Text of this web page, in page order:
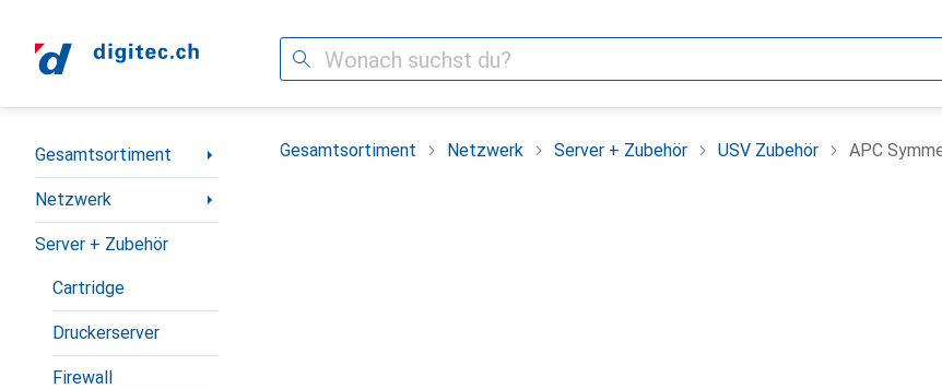
Suche
Navigation nach Kategorien
Gesamtsortiment
Netzwerk
Server + Zubehör
Cartridge
Druckerserver
Firewall
Gesamtsortiment Netzwerk Server + Zubehör USV Zubehör APC